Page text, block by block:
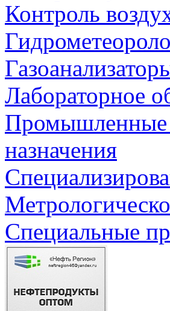
Контроль
Лабораторное
Промышленные
назначения
Специальные